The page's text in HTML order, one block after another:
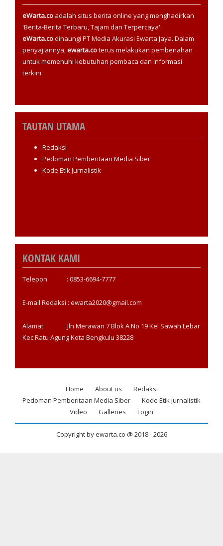
eWarta.co adalah situs berita online yang menghadirkan
'Berita-Berita Terbaru, Tajam dan Terpercaya'.
eWarta.codinaungi PT Media Akurasi Ewarta Jaya. Dalam
penyajiannya,ewarta.coterus melakukan pembenahan
untuk memenuhi kebutuhan pembaca dan informasi
terkini.
TAUTAN UTAMA
Redaksi
Pedoman Pemberitaan Media Siber
Kode Etik Jurnalistik
KONTAK KAMI
Telepon : 0853-6694-7777
E-mail Redaksi : ewarta2020@gmail.com
Alamat : Jln Merawan 7 Blok A No 19 Kel Sawah Lebar
Kec Ratu Agung Kota Bengkulu 38228
Footer
Home About us
Redaksi
Pedoman Pemberitaan Media Siber
Kode Etik Jurnalistik
Video
Galleries Login
Copyright by ewarta.co @ 2018 -2026